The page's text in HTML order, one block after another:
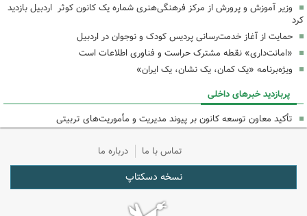
وزیر آموزش و پرورش از مرکز فرهنگی‌هنری شماره یک کانون کوثر اردبیل بازدید
کرد
حمایت از آغاز خدمت‌رسانی پردیس کودک و نوجوان در اردبیل
«امانت‌داری» نقطه مشترک حراست و فناوری اطلاعات است
ویژه‌برنامه «یک کمان، یک نشان، یک ایران»
پربازدید خبرهای داخلی
تأکید معاون توسعه کانون بر پیوند مدیریت و مأموریت‌های تربیتی
تماس با ما درباره ما
نسخه دسکتاپ